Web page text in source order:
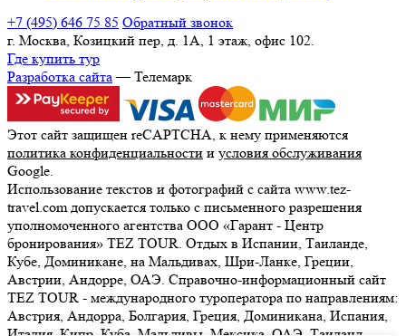
+7 (495) 646 75 85 Обратный звонок
г. Москва, Козицкий пер, д. 1А, 1 этаж, офис 102.
Где купить тур
Разработка сайта— Телемарк
Этот сайт защищен reCAPTCHA, к нему применяются
политика конфиденциальности и условия обслуживания
Google.
Использование текстов и фотографий с сайта www.tez-
travel.com допускается только с письменного разрешения
уполномоченного агентства ООО «Гарант - Центр
бронирования» TEZ TOUR. Отдых в Испании, Таиланде,
Кубе, Доминикане, на Мальдивах, Шри-Ланке, Греции,
Австрии, Андорре, ОАЭ. Справочно-информационный сайт
TEZ TOUR - международного туроператора по направлениям:
Австрия, Андорра, Болгария, Греция, Доминикана, Испания,